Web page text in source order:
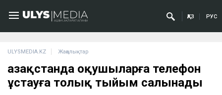
ҚАЗ РУС
ULYSMEDIA.KZ Жаңалықтар
Қазақстанда оқушыларға телефон
ұстауға толық тыйым салынады